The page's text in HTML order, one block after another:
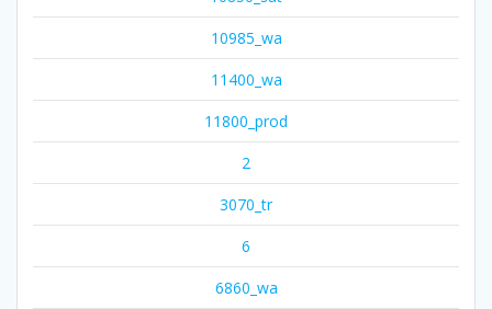
10985_wa
11400_wa
11800_prod
2
3070_tr
6
6860_wa